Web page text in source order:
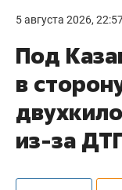
5 августа 2026,
Под
в
из-за